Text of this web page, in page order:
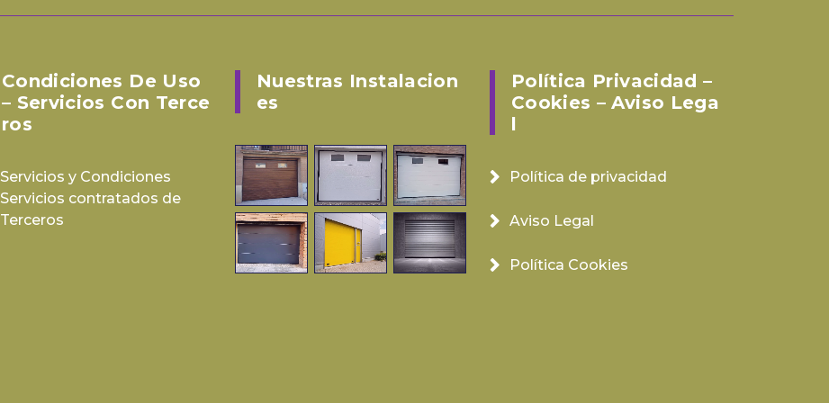
Condiciones De Uso
– Servicios Con Terce
Ros
Servicios y Condiciones
Servicios contratados de
Terceros
Nuestras Instalacion
Es
Política Privacidad –
Cookies – Aviso Lega
L
Política de privacidad
Aviso Legal
Política Cookies